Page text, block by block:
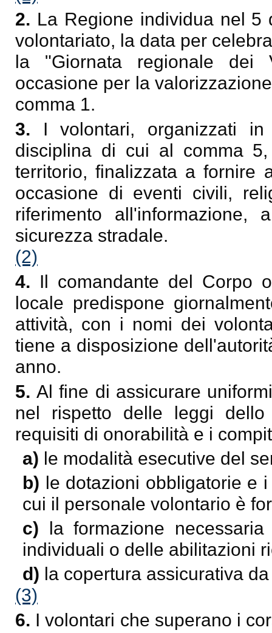
2. La Regione individua nel 5
volontariato, la data per
la "Giornata regionale dei
occasione per la
comma 1.
3. I volontari, organizzati
disciplina di cui al comma
territorio, finalizzata a fornire
occasione di eventi civili,
riferimento
sicurezza stradale.
(2)
4. Il comandante del Corpo
locale predispone
attività, con i nomi dei
tiene a disposizione
anno.
5.Al fine di assicurare
nel rispetto delle leggi
requisiti di onorabilità e i
a) le modalità esecutive del
b) le dotazioni obbligatorie e
cui il personale volontario è
c) la formazione
individuali o delle abilitazioni
d) la copertura assicurativa
(3)
6. I volontari che superano i